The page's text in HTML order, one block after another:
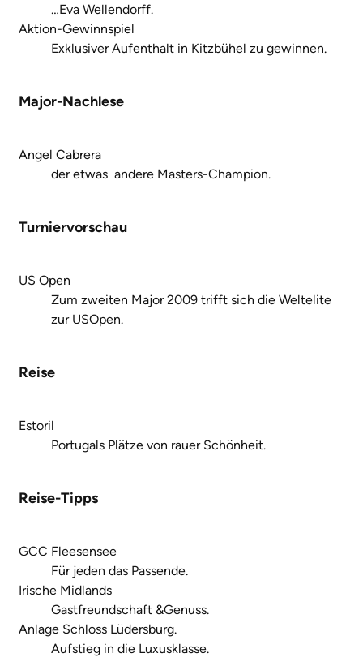
…Eva Wellendorff.
Aktion-Gewinnspiel
Exklusiver Aufenthalt in Kitzbühel zu gewinnen.
Major-Nachlese
Angel Cabrera 
der etwas andere Masters-Champion.
Turniervorschau
US Open
Zum zweiten Major 2009 trifft sich die Weltelite
zur USOpen.
Reise
Estoril
Portugals Plätze von rauer Schönheit.
Reise-Tipps
GCC Fleesensee
Für jeden das Passende.
Irische Midlands
Gastfreundschaft &Genuss.
Anlage Schloss Lüdersburg.
Aufstieg in die Luxusklasse.